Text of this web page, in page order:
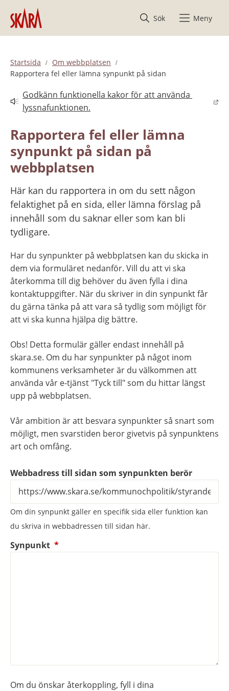
Hoppa till innehåll
Sök
Meny
Startsida
Om webbplatsen
Rapportera fel eller lämna synpunkt på sidan
Godkänn funktionella kakor för att använda
lyssnafunktionen.
Länk till annan webbplats.
Rapportera fel eller lämna
synpunkt på sidan på
webbplatsen
Här kan du rapportera in om du sett någon
felaktighet på en sida, eller lämna förslag på
innehåll som du saknar eller som kan bli
tydligare.
Har du synpunkter på webbplatsen kan du skicka in
dem via formuläret nedanför. Vill du att vi ska
återkomma till dig behöver du även fylla i dina
kontaktuppgifter. När du skriver in din synpunkt får
du gärna tänka på att vara så tydlig som möjligt för
att vi ska kunna hjälpa dig bättre.
Obs! Detta formulär gäller endast innehåll på
skara.se. Om du har synpunkter på något inom
kommunens verksamheter är du välkommen att
använda vår e-tjänst "Tyck till" som du hittar längst
upp på webbplatsen.
Vår ambition är att besvara synpunkter så snart som
möjligt, men svarstiden beror givetvis på synpunktens
art och omfång.
Webbadress till sidan som synpunkten berör
Om din synpunkt gäller en specifik sida eller funktion kan
du skriva in webbadressen till sidan här.
Synpunkt *(obligatorisk)
Om du önskar återkoppling, fyll i dina